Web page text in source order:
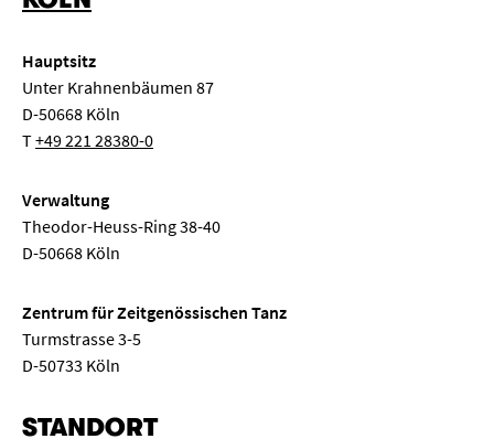
Hauptsitz
Unter Krahnenbäumen 87
D-50668 Köln
T+49 221 28380-0
Verwaltung
Theodor-Heuss-Ring 38-40
D-50668 Köln
Zentrum für Zeitgenössischen Tanz
Turmstrasse 3-5
D-50733 Köln
STANDORT